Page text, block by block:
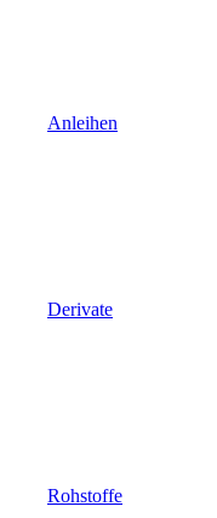
Anleihen
Derivate
Rohstoffe